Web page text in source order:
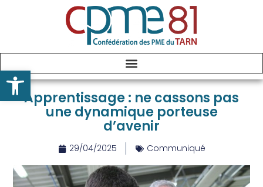
Apprentissage : ne cassons pas
une dynamique porteuse
d’avenir
29/04/2025 Communiqué
Ouvrir la barre d’outils